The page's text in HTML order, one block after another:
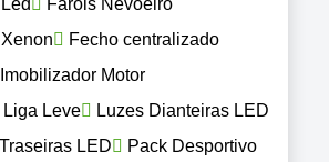
Faróis Nevoeiro
Fecho centralizado
Imobilizador Motor
Leve
Luzes Dianteiras LED
LED
Pack Desportivo